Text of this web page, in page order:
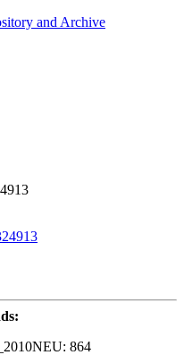
and Archive
864